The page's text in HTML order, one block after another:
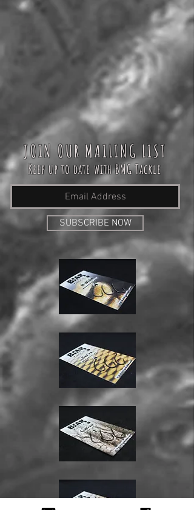
JOIN OUR MAILING LIST
Keep up to date with BMG Tackle
SUBSCRIBE NOW